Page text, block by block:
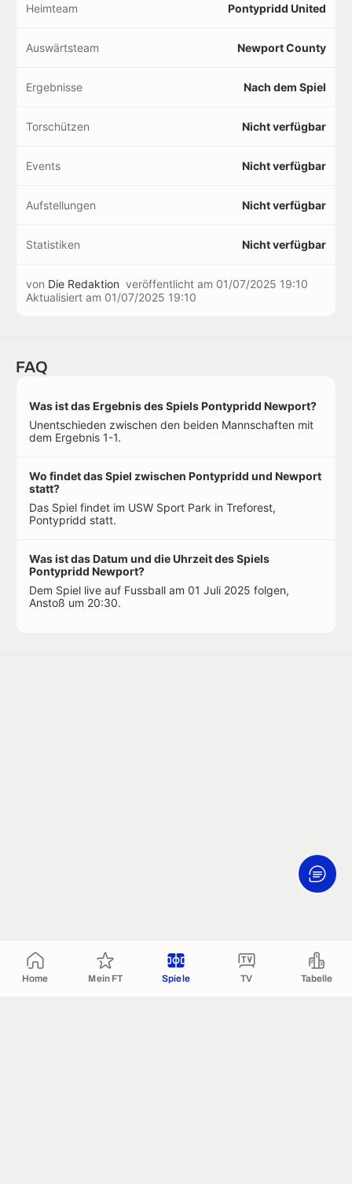
Home Mein FT Spiele TV Tabelle
Heimteam Pontypridd United
Auswärtsteam Newport County
Ergebnisse Nach dem Spiel
Torschützen Nicht verfügbar
Events Nicht verfügbar
Aufstellungen Nicht verfügbar
Statistiken Nicht verfügbar
von Die Redaktion veröffentlicht am 01/07/2025 19:10
Aktualisiert am 01/07/2025 19:10
FAQ
Was ist das Ergebnis des Spiels Pontypridd Newport?
Unentschieden zwischen den beiden Mannschaften mit
dem Ergebnis 1-1.
Wo findet das Spiel zwischen Pontypridd und Newport
statt?
Das Spiel findet im USW Sport Park in Treforest,
Pontypridd statt.
Was ist das Datum und die Uhrzeit des Spiels
Pontypridd Newport?
Dem Spiel live auf Fussball am 01 Juli 2025 folgen,
Anstoß um 20:30.